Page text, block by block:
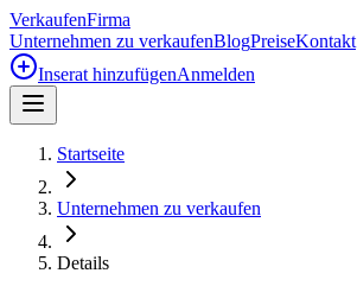
VerkaufenFirma
Unternehmen zu verkaufenBlogPreiseKontakt
Inserat hinzufügenAnmelden
Startseite
Unternehmen zu verkaufen
Details